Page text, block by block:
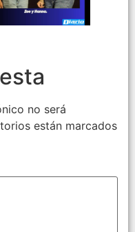
no será
están marcados